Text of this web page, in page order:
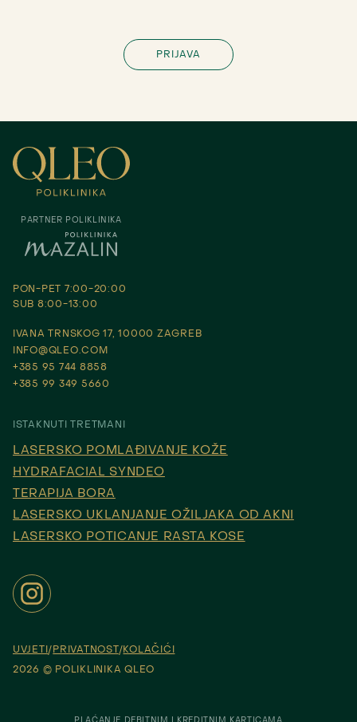
PARTNER POLIKLINIKA
PON-PET 7:00-20:00
SUB 8:00-13:00
IVANA TRNSKOG 17, 10000 ZAGREB
INFO@QLEO.COM
+385 95 744 8858
+385 99 349 5660
ISTAKNUTI TRETMANI
LASERSKO POMLAĐIVANJE KOŽE
HYDRAFACIAL SYNDEO
TERAPIJA BORA
LASERSKO UKLANJANJE OŽILJAKA OD AKNI
LASERSKO POTICANJE RASTA KOSE
UVJETI PRIVATNOST KOLAČIĆI
2026 © POLIKLINIKA QLEO